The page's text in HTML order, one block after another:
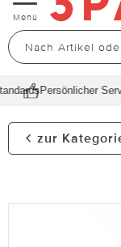
Navigation
umschalten
Menü
Persönlicher
zur